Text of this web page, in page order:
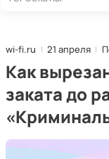
wi-fi.ru 21 апреля
Как
заката до